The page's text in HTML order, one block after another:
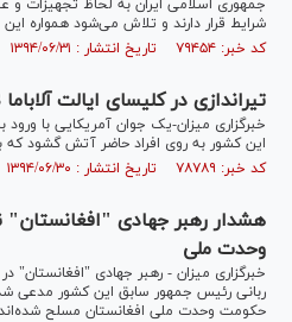
جمهوری اسلامی ایران به لحاظ تجهیزات و
شرایط قرار دارند و تلاش می‌شود همواره این
کد خبر: ۷۹۴۵۴ تاریخ انتشار : ۱۳۹۴/۰۶/۳۱
تیراندازی در کلیسای ایالت آلاباما 3 زخمی بر جا گذاشت
خبرگزاری میزان-یک جوان آمریکایی با ورود
این کشور به روی افراد حاضر آتش گشود که
کد خبر: ۷۸۷۸۹ تاریخ انتشار : ۱۳۹۴/۰۶/۳۰
هشدار رهبر جهادی
وحدت ملی
خبرگزاری میزان - رهبر جهادی "افغانستان"
ربانی رئیس جمهور سابق این کشور مدعی شد
حکومت وحدت ملی افغانستان مسلح